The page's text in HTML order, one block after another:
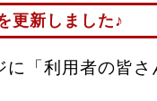
更新しました♪
「利用者の皆さ